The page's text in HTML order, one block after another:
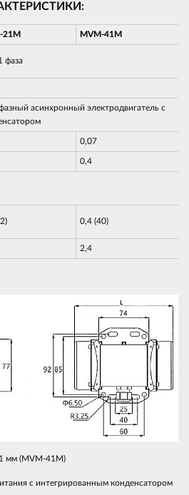
21M MVM-41M
фаза
асинхронный электродвигатель с
0,07
0,4
0,4 (40)
2,4
мм (MVM-41M)
с интегрированным конденсатором